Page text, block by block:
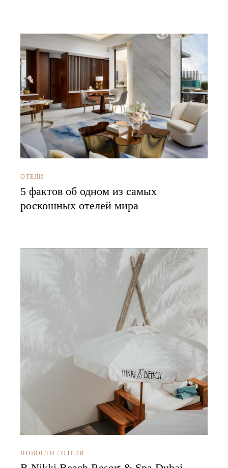
ОТЕЛИ
5 фактов об одном из самых
роскошных отелей мира
НОВОСТИ /ОТЕЛИ